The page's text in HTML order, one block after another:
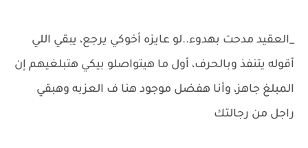
_العقيد مدحت بهدوء..لو عايزه أخوكي يرجع، يبقي اللي
أقوله يتنفذ وبالحرف، أول ما هيتواصلو بيكي هتبلغيهم إن
المبلغ جاهز، وأنا هفضل موجود هنا ف العزبه وهبقي
راجل من رجالتك